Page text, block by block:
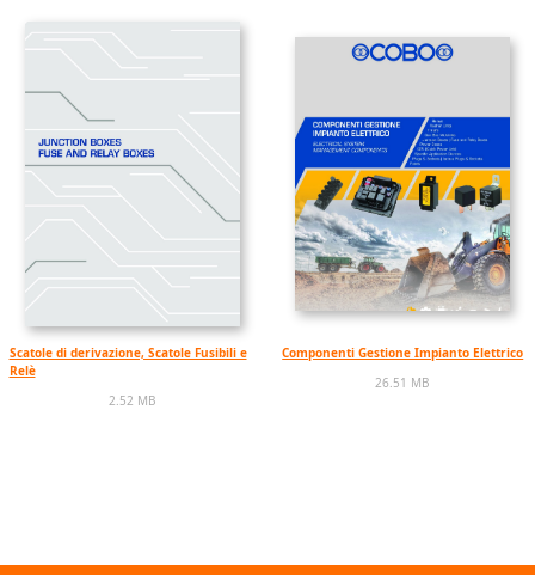
Scatole di derivazione, Scatole Fusibili e
Relè
2.52 MB
Componenti Gestione Impianto Elettrico
26.51 MB